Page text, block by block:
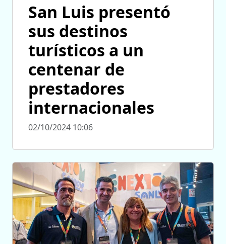
San Luis presentó
sus destinos
turísticos a un
centenar de
prestadores
internacionales
02/10/2024 10:06